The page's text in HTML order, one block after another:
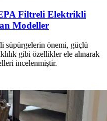
Filtreli Elektrikli
Modeller
süpürgelerin önemi, güçlü
gibi özellikler ele alınarak
incelenmiştir.